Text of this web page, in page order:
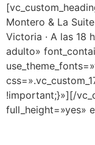
Montero & La
Victoria · A las 18
adulto»
!important;}»][/
full_height=»yes»